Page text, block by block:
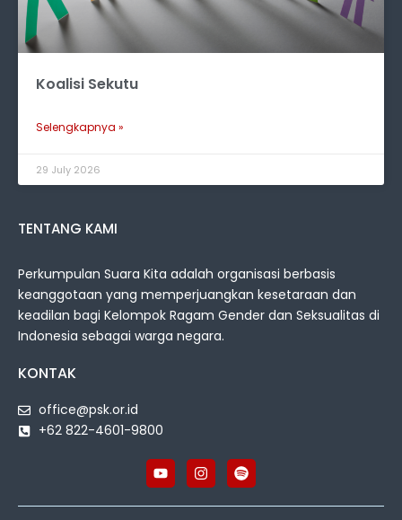
Koalisi Sekutu
Selengkapnya »
29 July 2026
TENTANG KAMI
Perkumpulan Suara Kita adalah organisasi berbasis
keanggotaan yang memperjuangkan kesetaraan dan
keadilan bagi Kelompok Ragam Gender dan Seksualitas di
Indonesia sebagai warga negara.
KONTAK
office@psk.or.id
+62 822-4601-9800